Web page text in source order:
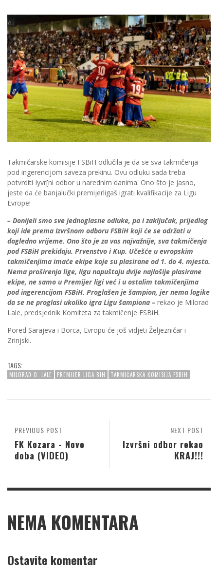
Takmičarske komisije FSBiH odlučila je da se sva takmičenja
pod ingerencijom saveza prekinu. Ovu odluku sada treba
potvrditi Iyvr[ni odbor u narednim danima. Ono što je jasno,
jeste da će banjalučki premijerligaš igrati kvalifikacije za Ligu
Evrope!
– Donijeli smo sve jednoglasne odluke, pa i zaključak, prijedlog
koji ide prema Izvršnom odboru FSBiH koji će se održati u
dogledno vrijeme. Ono što je za vas najvažnije, sva takmičenja
pod FSBiH prekidaju. Prvenstvo i Kup. Učešće u evropskim
takmičenjima imaće ekipe koje su plasirane od 1. do 4. mjesta.
Nema proširenja lige, ligu napuštaju dvije najlošije plasirane
ekipe, ne samo u Premijer ligi već i u ostalim takmičenjima
pod ingerencijom FSBiH. Proglašen je šampion, jer nema logike
da se ne proglasi ukoliko igra Ligu šampiona – rekao je Milorad
Lale, predsjednik Komiteta za takmičenje FSBiH.
Pored Sarajeva i Borca, Evropu će još vidjeti Željezničar i
Zrinjski.
TAGS:
MILORAD O. LALE PREMIJER LIGA BIH TAKMIČARSKA KOMISIJA FSBIH
NEXT POST
Izvršni odbor rekao
KRAJ!!!
PREVIOUS POST
FK Kozara - Novo
doba (VIDEO)
NEMA KOMENTARA
Ostavite komentar